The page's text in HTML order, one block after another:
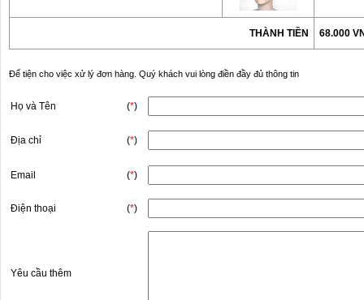
THÀNH TIỀN 68.000
Để tiện cho việc xử lý đơn hàng. Quý khách vui lòng điền đầy đủ thông tin
Họ và Tên (*)
Địa chỉ (*)
Email (*)
Điện thoại (*)
Yêu cầu thêm